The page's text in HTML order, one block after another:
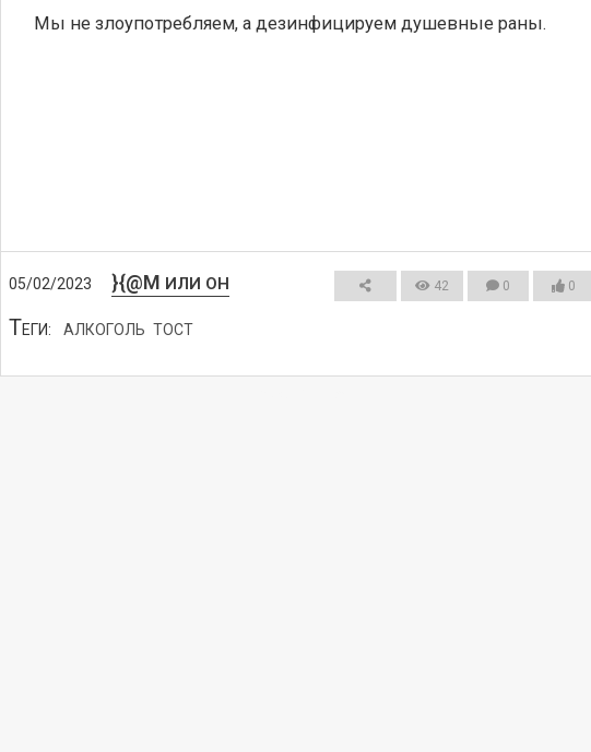
Мы не злоупотребляем, а дезинфицируем душевные раны.
05/02/2023 }{@M ИЛИ ОН 42 0 0
ТЕГИ: АЛКОГОЛЬ ТОСТ